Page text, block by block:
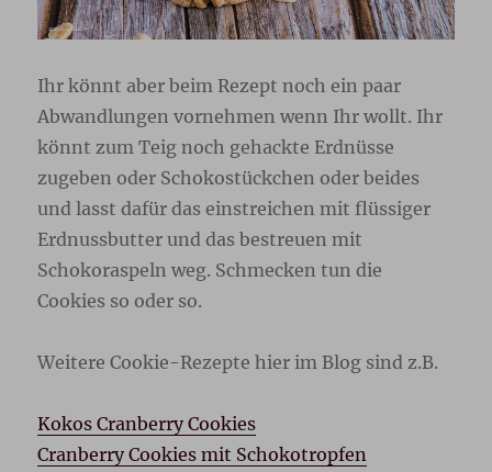
Ihr könnt aber beim Rezept noch ein paar
Abwandlungen vornehmen wenn Ihr wollt. Ihr
könnt zum Teig noch gehackte Erdnüsse
zugeben oder Schokostückchen oder beides
und lasst dafür das einstreichen mit flüssiger
Erdnussbutter und das bestreuen mit
Schokoraspeln weg. Schmecken tun die
Cookies so oder so.
Weitere Cookie-Rezepte hier im Blog sind z.B.
Kokos Cranberry Cookies
Cranberry Cookies mit Schokotropfen